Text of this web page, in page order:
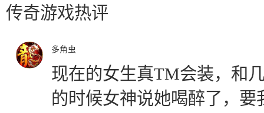
传奇游戏热评
多角虫
现在的女生真TM会装，和
的时候女神说她喝醉了，